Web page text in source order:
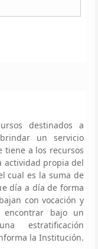
destinados a
un servicio
tiene a los recursos
actividad propia del
cual es la suma de
día a día de forma
con vocación y
encontrar bajo un
estratificación
la Institución.